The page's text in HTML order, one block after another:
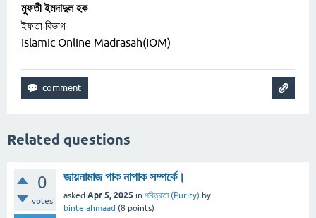
মুফতী ইমদাদুল হক
ইফতা বিভাগ
Islamic Online Madrasah(IOM)
Related questions
0
votes
জায়নামাজ পাক নাপাক সম্পর্কে।
asked Apr 5, 2025 in পবিত্রতা (Purity) by
binte ahmaad (8 points)